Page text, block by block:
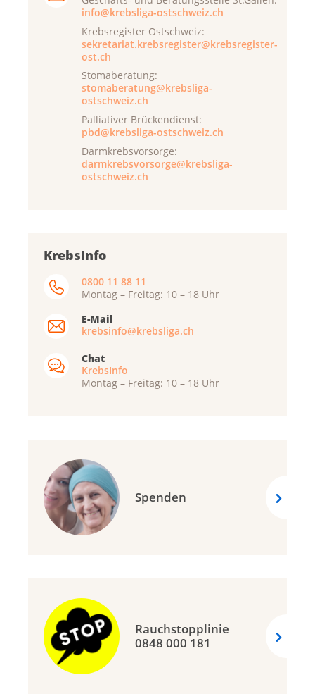
info@krebsliga-ostschweiz.ch
Krebsregister Ostschweiz:
sekretariat.krebsregister@krebsregister-
ost.ch
Stomaberatung:
stomaberatung@krebsliga-
ostschweiz.ch
Palliativer Brückendienst:
pbd@krebsliga-ostschweiz.ch
Darmkrebsvorsorge:
darmkrebsvorsorge@krebsliga-
ostschweiz.ch
KrebsInfo
0800 11 88 11
Montag – Freitag: 10 – 18 Uhr
E-Mail
krebsinfo@krebsliga.ch
Chat
KrebsInfo
Montag – Freitag: 10 – 18 Uhr
Spenden
Rauchstopplinie
0848 000 181